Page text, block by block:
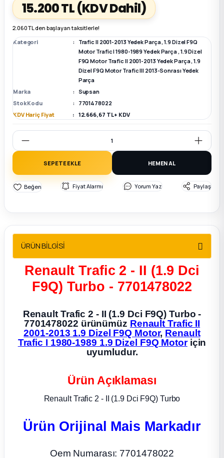
Parça
Parça
Parça
Sedan
Parça
Parça
15.200 TL(KDV Dahil)
2.060 TL den başlayan taksitlerle!
Kategori
Trafic II 2001-2013 Yedek Parça,1.9 Dizel F9Q
Motor Trafic I 1980-1989 Yedek Parça,1.9 Dizel
F9Q Motor Trafic II 2001-2013 Yedek Parça,1.9
Dizel F9Q Motor Trafic III 2013-Sonrası Yedek
Parça
Marka
Supsan
Stok Kodu
7701478022
KDV Hariç Fiyat
12.666,67 TL + KDV
SEPETE EKLE HEMEN AL
Fiyat Alarmı Yorum Yaz Paylaş
ÜRÜN BİLGİSİ
Renault Trafic 2 - II (1.9 Dci
F9Q) Turbo - 7701478022
Renault Trafic 2 - II (1.9 Dci F9Q) Turbo -
7701478022 ürünümüz Renault Trafic II
2001-2013 1.9 Dizel F9Q Motor, Renault
Trafic I 1980-1989 1.9 Dizel F9Q Motoriçin
uyumludur.
Ürün Açıklaması
Renault Trafic 2 - II (1.9 Dci F9Q) Turbo
Ürün Orijinal Mais Markadır
Oem Numarası: 7701478022